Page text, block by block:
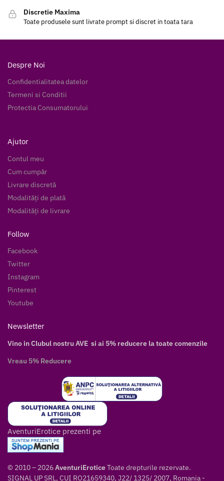
Discretie Maxima
Toate produsele sunt livrate prompt si discret in toata tara
Despre Noi
Confidentialitatea datelor
Termeni si Conditii
Protectia Consumatorului
Ajutor
Contul meu
Cum cumpăr
Livrare discretă
Modalități de plată
Modalități de livrare
Follow
Facebook
Twitter
Instagram
Pinterest
Youtube
Newsletter
Vino in Clubul nostru AVE si ai 5% reducere la toate comenzile
Vreau 5% Reducere
AventuriErotice prezenti pe
© 2010 – 2026AventuriEroticeToate drepturile rezervate.
SIGNAL UP SRL, CUI RO21659340, J22/ 1325/ 2007, Romania -